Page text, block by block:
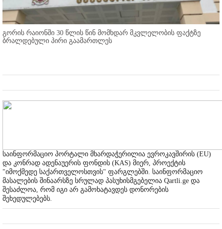
გორის რაიონში 30 წლის წინ მომხდარ მკვლელობის ფაქტზე
ბრალდებული პირი გაამართლეს
საინფორმაციო პორტალი მხარდაჭერილია ევროკავშირის (EU)
და კონრად ადენაუერის ფონდის (KAS) მიერ, პროექტის
"იმოქმედე საქართველოსთვის" ფარგლებში. საინფორმაციო
მასალების შინაარსზე სრულად პასუხისმგებელია Qartli.ge და
შესაძლოა, რომ იგი არ გამოხატავდეს დონორების
შეხედულებებს.